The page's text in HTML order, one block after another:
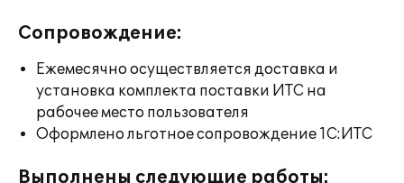
Сопровождение:
Ежемесячно осуществляется доставка и
установка комплекта поставки ИТС на
рабочее место пользователя
Оформлено льготное сопровождение 1С:ИТС
Выполнены следующие работы: